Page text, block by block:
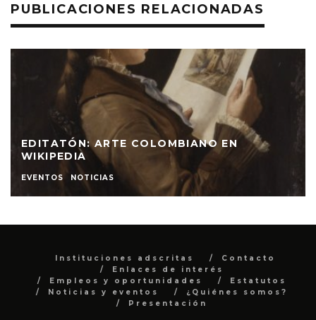
PUBLICACIONES RELACIONADAS
EDITATÓN: ARTE COLOMBIANO EN
WIKIPEDIA
EVENTOS NOTICIAS
Instituciones adscritas
Contacto
Enlaces de interés
Empleos y oportunidades
Estatutos
Noticias y eventos
¿Quiénes somos?
Presentación